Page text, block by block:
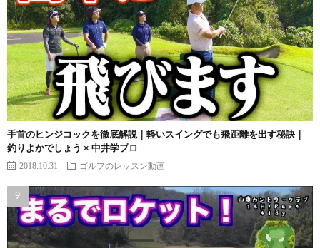
手首のヒンジコックを徹底解説｜軽いスイングでも飛距離を出す秘訣｜
釣りよかでしょう × 中井学プロ
2018.10.31 ゴルフのレッスン動画